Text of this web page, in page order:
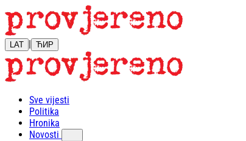
LAT | ЋИР
Sve vijesti
Politika
Hronika
Novosti